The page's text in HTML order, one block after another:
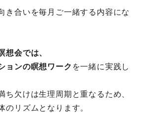
き合いを毎月ご一緒する内容にな
想会では、
ョンの瞑想ワーク を一緒に実践し
ち欠けは生理周期と重なるため、
のリズムとなります。